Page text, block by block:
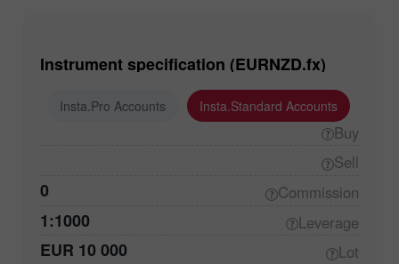
Instrument specification (EURNZD.fx)
Insta.Standard Accounts
Insta.Pro Accounts
Buy
Sell
Commission
0
Leverage
1:1000
Lot
EUR 10 000